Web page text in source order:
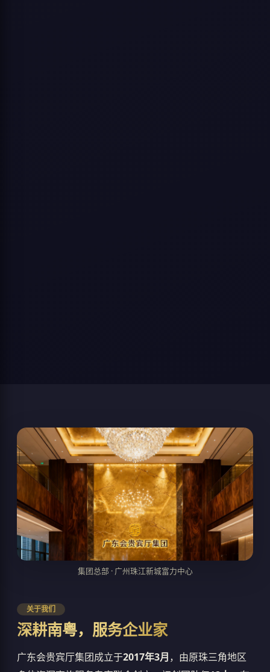
集团总部 · 广州珠江新城富力中心
关于我们
深耕南粤，服务企业家
广东会贵宾厅集团成立于2017年3月，由原珠三角地区